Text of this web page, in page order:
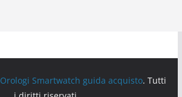
Orologi Smartwatch guida acquisto. Tutti